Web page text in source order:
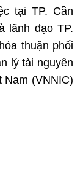
tại TP. Cần
lãnh đạo TP.
thuận phối
lý tài nguyên
Nam (VNNIC)